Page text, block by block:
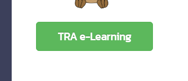
TRA e-Learning